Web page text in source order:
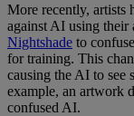
More recently, artists
against AI using their
Nightshade to
for training. This
causing the AI to see
example, an artwork
confused AI.